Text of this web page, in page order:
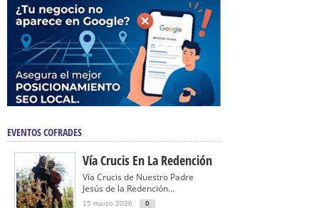
EVENTOS COFRADES
Vía Crucis En La Redención
Vía Crucis de Nuestro Padre
Jesús de la Redención...
15 marzo 2026 0